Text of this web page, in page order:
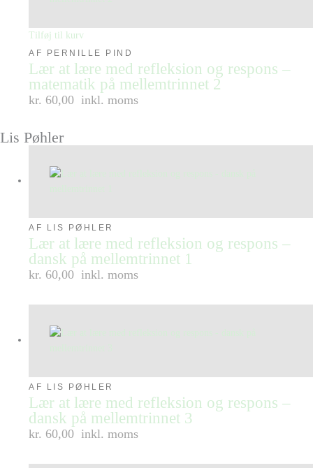
Tilføj til kurv
AF PERNILLE PIND
Lær at lære med refleksion og respons –
matematik på mellemtrinnet 2
kr. 60,00 inkl. moms
Lis Pøhler
AF LIS PØHLER
Lær at lære med refleksion og respons –
dansk på mellemtrinnet 1
kr. 60,00 inkl. moms
AF LIS PØHLER
Lær at lære med refleksion og respons –
dansk på mellemtrinnet 3
kr. 60,00 inkl. moms